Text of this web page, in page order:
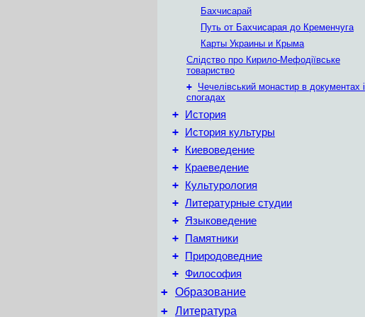
Бахчисарай
Путь от Бахчисарая до Кременчуга
Карты Украины и Крыма
Слідство про Кирило-Мефодіївське
товариство
+ Чечелівський монастир в документах і
спогадах
+ История
+ История культуры
+ Киевоведение
+ Краеведение
+ Культурология
+ Литературные студии
+ Языковедение
+ Памятники
+ Природоведние
+ Философия
+ Образование
+ Литература